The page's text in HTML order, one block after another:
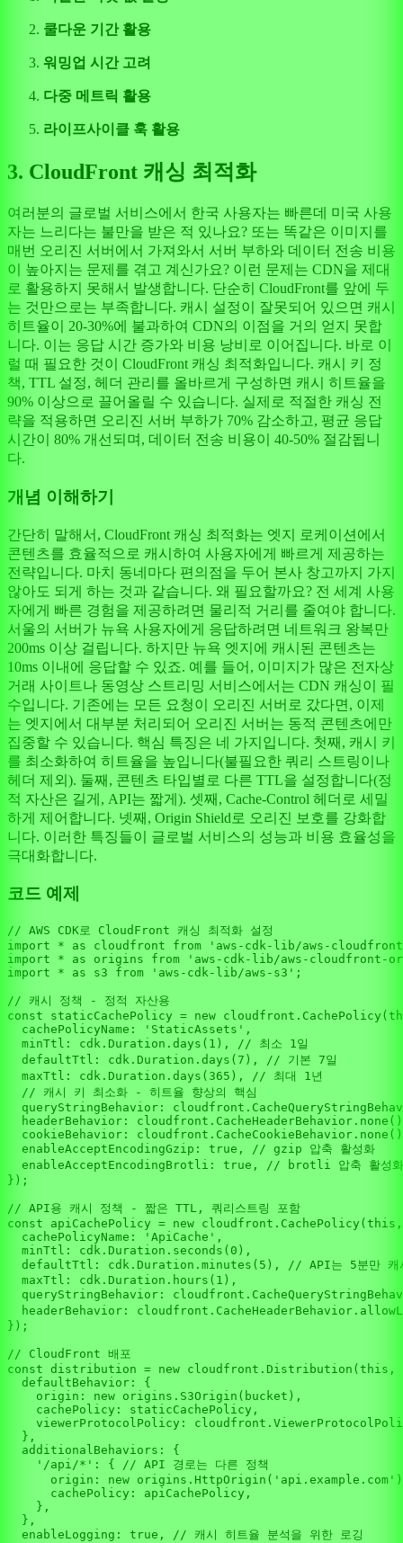
쿨다운 기간 활용
워밍업 시간 고려
다중 메트릭 활용
라이프사이클 훅 활용
3. CloudFront 캐싱 최적화
여러분의 글로벌 서비스에서 한국 사용자는 빠른데 미국 사용
자는 느리다는 불만을 받은 적 있나요? 또는 똑같은 이미지를
매번 오리진 서버에서 가져와서 서버 부하와 데이터 전송 비용
이 높아지는 문제를 겪고 계신가요? 이런 문제는 CDN을 제대
로 활용하지 못해서 발생합니다. 단순히 CloudFront를 앞에 두
는 것만으로는 부족합니다. 캐시 설정이 잘못되어 있으면 캐시
히트율이 20-30%에 불과하여 CDN의 이점을 거의 얻지 못합
니다. 이는 응답 시간 증가와 비용 낭비로 이어집니다. 바로 이
럴 때 필요한 것이 CloudFront 캐싱 최적화입니다. 캐시 키 정
책, TTL 설정, 헤더 관리를 올바르게 구성하면 캐시 히트율을
90% 이상으로 끌어올릴 수 있습니다. 실제로 적절한 캐싱 전
략을 적용하면 오리진 서버 부하가 70% 감소하고, 평균 응답
시간이 80% 개선되며, 데이터 전송 비용이 40-50% 절감됩니
다.
개념 이해하기
간단히 말해서, CloudFront 캐싱 최적화는 엣지 로케이션에서
콘텐츠를 효율적으로 캐시하여 사용자에게 빠르게 제공하는
전략입니다. 마치 동네마다 편의점을 두어 본사 창고까지 가지
않아도 되게 하는 것과 같습니다. 왜 필요할까요? 전 세계 사용
자에게 빠른 경험을 제공하려면 물리적 거리를 줄여야 합니다.
서울의 서버가 뉴욕 사용자에게 응답하려면 네트워크 왕복만
200ms 이상 걸립니다. 하지만 뉴욕 엣지에 캐시된 콘텐츠는
10ms 이내에 응답할 수 있죠. 예를 들어, 이미지가 많은 전자상
거래 사이트나 동영상 스트리밍 서비스에서는 CDN 캐싱이 필
수입니다. 기존에는 모든 요청이 오리진 서버로 갔다면, 이제
는 엣지에서 대부분 처리되어 오리진 서버는 동적 콘텐츠에만
집중할 수 있습니다. 핵심 특징은 네 가지입니다. 첫째, 캐시 키
를 최소화하여 히트율을 높입니다(불필요한 쿼리 스트링이나
헤더 제외). 둘째, 콘텐츠 타입별로 다른 TTL을 설정합니다(정
적 자산은 길게, API는 짧게). 셋째, Cache-Control 헤더로 세밀
하게 제어합니다. 넷째, Origin Shield로 오리진 보호를 강화합
니다. 이러한 특징들이 글로벌 서비스의 성능과 비용 효율성을
극대화합니다.
코드 예제
// AWS CDK로 CloudFront 캐싱 최적화 설정
import * as cloudfront from
'aws-cdk-lib/aws-
import * as origins from
'aws-cdk-lib/aws-cloudfront-
import * as s3 from 'aws-cdk-lib/aws-s3' ;
// 캐시 정책 - 정적 자산용
const staticCachePolicy = new cloudfront. CachePolicy (
cachePolicyName : 'StaticAssets' ,
minTtl : cdk. Duration . days ( 1 ), // 최소 1일
defaultTtl : cdk. Duration . days ( 7 ), // 기본 7일
maxTtl : cdk. Duration . days ( 365 ), // 최대 1년
// 캐시 키 최소화 - 히트율 향상의 핵심
queryStringBehavior : cloudfront.
headerBehavior : cloudfront. CacheHeaderBehavior . none
cookieBehavior : cloudfront. CacheCookieBehavior . none
enableAcceptEncodingGzip : true , // gzip 압축 활성화
enableAcceptEncodingBrotli : true , // brotli 압축 활성화
});
// API용 캐시 정책 - 짧은 TTL, 쿼리스트링 포함
const apiCachePolicy = new cloudfront. CachePolicy ( this
cachePolicyName : 'ApiCache' ,
minTtl : cdk. Duration . seconds ( 0 ),
defaultTtl : cdk. Duration . minutes ( 5 ), // API는 5분만 캐
maxTtl : cdk. Duration . hours ( 1 ),
queryStringBehavior : cloudfront.
headerBehavior : cloudfront. CacheHeaderBehavior .
});
// CloudFront 배포
const distribution = new cloudfront. Distribution ( this ,
defaultBehavior : {
origin : new origins. S3Origin (bucket),
cachePolicy : staticCachePolicy,
viewerProtocolPolicy : cloudfront.
  },
additionalBehaviors : {
'/api/*' : { // API 경로는 다른 정책
origin : new origins. HttpOrigin ( 'api.example.com'
cachePolicy : apiCachePolicy,
    },
  },
enableLogging : true , // 캐시 히트율 분석을 위한 로깅